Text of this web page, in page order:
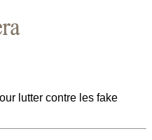
lutter contre les fake